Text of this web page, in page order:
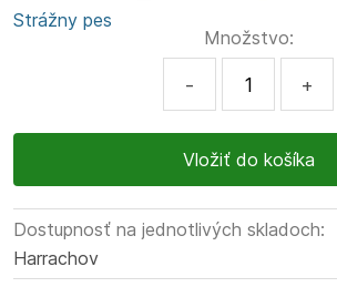
Strážny pes
Množstvo:
- +
Dostupnosť na jednotlivých skladoch:
Harrachov